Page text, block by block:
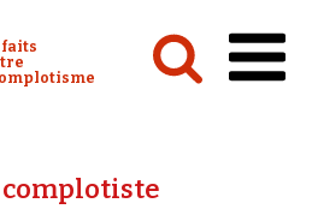
Watch :
faits
complotiste